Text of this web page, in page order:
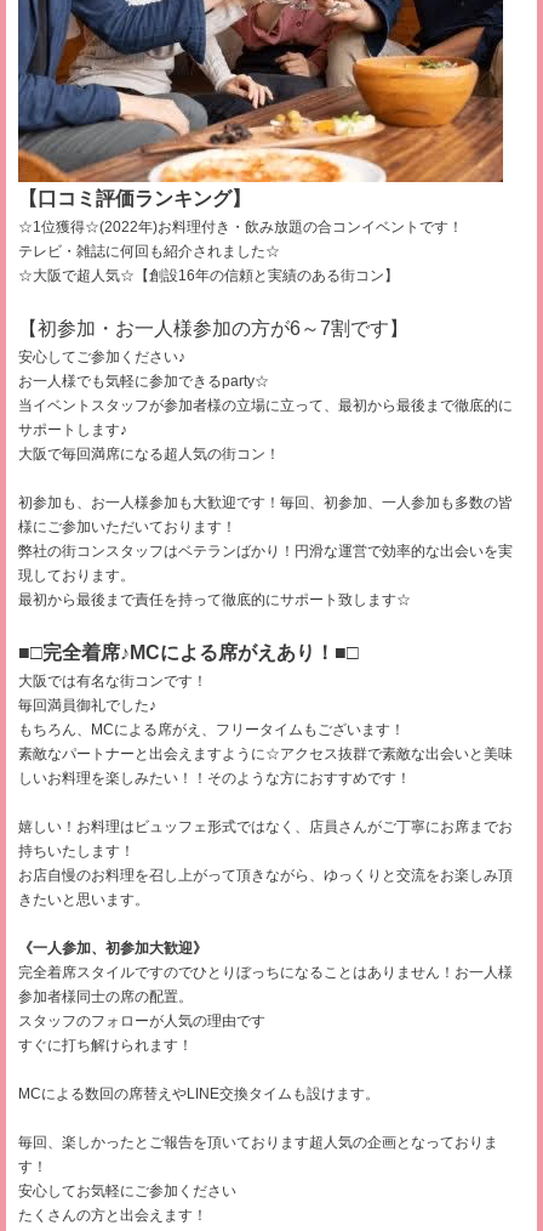
【口コミ評価ランキング】
☆1位獲得☆(2022年)お料理付き・飲み放題の合コンイベントです！
テレビ・雑誌に何回も紹介されました☆
☆大阪で超人気☆【創設16年の信頼と実績のある街コン】
【初参加・お一人様参加の方が6～7割です】
安心してご参加ください♪
お一人様でも気軽に参加できるparty☆
当イベントスタッフが参加者様の立場に立って、最初から最後まで徹底的に
サポートします♪
大阪で毎回満席になる超人気の街コン！
初参加も、お一人様参加も大歓迎です！毎回、初参加、一人参加も多数の皆
様にご参加いただいております！
弊社の街コンスタッフはベテランばかり！円滑な運営で効率的な出会いを実
現しております。
最初から最後まで責任を持って徹底的にサポート致します☆
■□完全着席♪MCによる席がえあり！■□
大阪では有名な街コンです！
毎回満員御礼でした♪
もちろん、MCによる席がえ、フリータイムもございます！
素敵なパートナーと出会えますように☆アクセス抜群で素敵な出会いと美味
しいお料理を楽しみたい！！そのような方におすすめです！
嬉しい！お料理はビュッフェ形式ではなく、店員さんがご丁寧にお席までお
持ちいたします！
お店自慢のお料理を召し上がって頂きながら、ゆっくりと交流をお楽しみ頂
きたいと思います。
《一人参加、初参加大歓迎》
完全着席スタイルですのでひとりぼっちになることはありません！お一人様
参加者様同士の席の配置。
スタッフのフォローが人気の理由です
すぐに打ち解けられます！
MCによる数回の席替えやLINE交換タイムも設けます。
毎回、楽しかったとご報告を頂いております超人気の企画となっておりま
す！
安心してお気軽にご参加ください
たくさんの方と出会えます！